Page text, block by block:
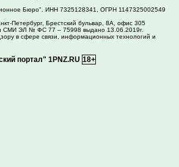
Бюро". ИНН 7325128341, ОГРН 1147325002549
Петербург, Брестский бульвар, 8А, офис 305
СМИ ЭЛ № ФС 77 – 75998 выдано 13.06.2019г.
в сфере связи, информационных технологий и
портал" 1PNZ.RU 18+